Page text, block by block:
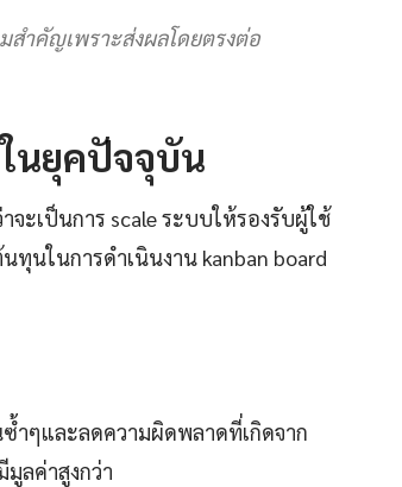
ำคัญเพราะส่งผลโดยตรงต่อ
นยุคปัจจุบัน
ะเป็นการ scale ระบบให้รองรับผู้ใช้
นในการดำเนินงาน kanban board
ซ้ำๆและลดความผิดพลาดที่เกิดจาก
ลค่าสูงกว่า